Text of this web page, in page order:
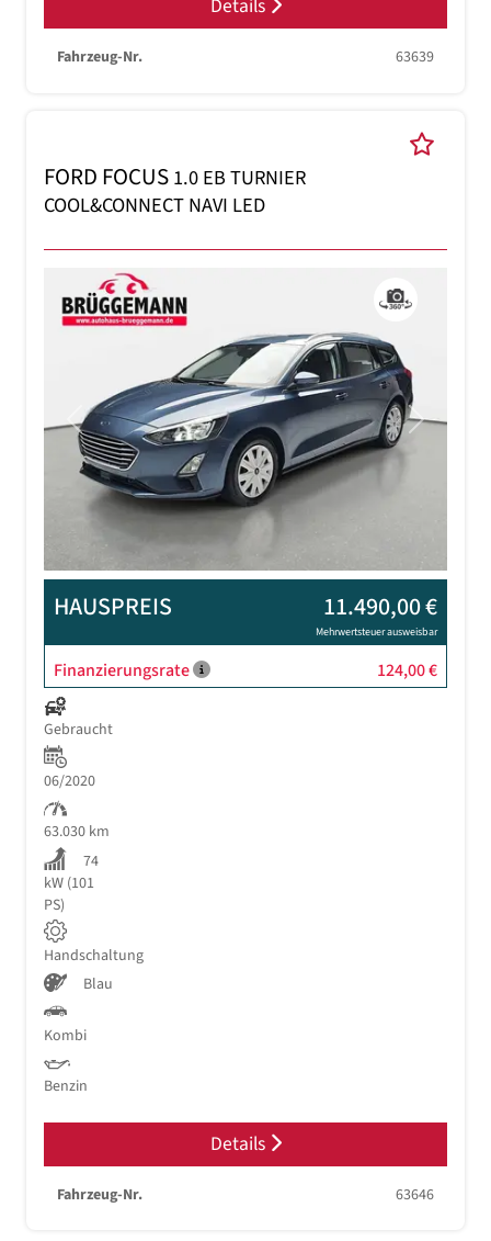
Details
Fahrzeug-Nr. 63639
FORD FOCUS1.0 EB TURNIER
COOL&CONNECT NAVI LED
Previous Next
HAUSPREIS 11.490,00 €
Mehrwertsteuer ausweisbar
Finanzierungsrate 124,00 €
Gebraucht
06/2020
63.030 km
74
kW (101
PS)
Handschaltung
Blau
Kombi
Benzin
Details
Fahrzeug-Nr. 63646